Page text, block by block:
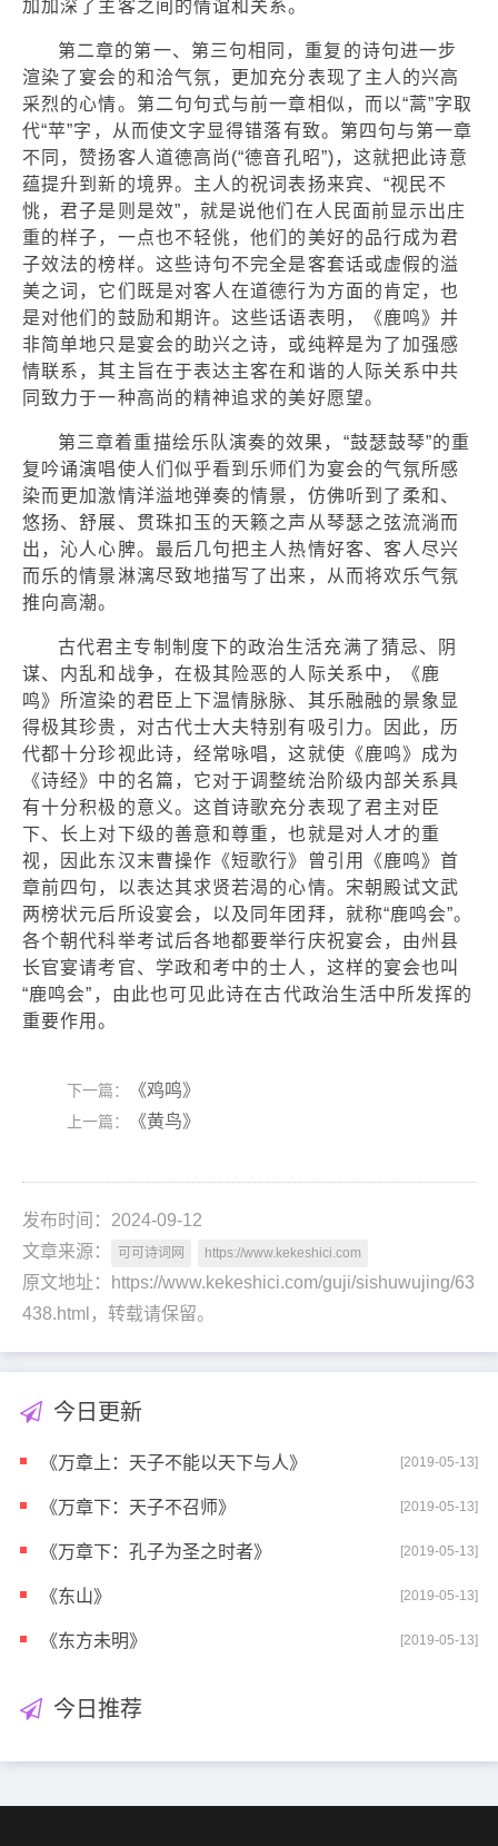
加加深了主客之间的情谊和关系。
第二章的第一、第三句相同，重复的诗句进一步
渲染了宴会的和洽气氛，更加充分表现了主人的兴高
采烈的心情。第二句句式与前一章相似，而以“蒿”字取
代“苹”字，从而使文字显得错落有致。第四句与第一章
不同，赞扬客人道德高尚(“德音孔昭”)，这就把此诗意
蕴提升到新的境界。主人的祝词表扬来宾、“视民不
恌，君子是则是效”，就是说他们在人民面前显示出庄
重的样子，一点也不轻佻，他们的美好的品行成为君
子效法的榜样。这些诗句不完全是客套话或虚假的溢
美之词，它们既是对客人在道德行为方面的肯定，也
是对他们的鼓励和期许。这些话语表明，《鹿鸣》并
非简单地只是宴会的助兴之诗，或纯粹是为了加强感
情联系，其主旨在于表达主客在和谐的人际关系中共
同致力于一种高尚的精神追求的美好愿望。
第三章着重描绘乐队演奏的效果，“鼓瑟鼓琴”的重
复吟诵演唱使人们似乎看到乐师们为宴会的气氛所感
染而更加激情洋溢地弹奏的情景，仿佛听到了柔和、
悠扬、舒展、贯珠扣玉的天籁之声从琴瑟之弦流淌而
出，沁人心脾。最后几句把主人热情好客、客人尽兴
而乐的情景淋漓尽致地描写了出来，从而将欢乐气氛
推向高潮。
古代君主专制制度下的政治生活充满了猜忌、阴
谋、内乱和战争，在极其险恶的人际关系中，《鹿
鸣》所渲染的君臣上下温情脉脉、其乐融融的景象显
得极其珍贵，对古代士大夫特别有吸引力。因此，历
代都十分珍视此诗，经常咏唱，这就使《鹿鸣》成为
《诗经》中的名篇，它对于调整统治阶级内部关系具
有十分积极的意义。这首诗歌充分表现了君主对臣
下、长上对下级的善意和尊重，也就是对人才的重
视，因此东汉末曹操作《短歌行》曾引用《鹿鸣》首
章前四句，以表达其求贤若渴的心情。宋朝殿试文武
两榜状元后所设宴会，以及同年团拜，就称“鹿鸣会”。
各个朝代科举考试后各地都要举行庆祝宴会，由州县
长官宴请考官、学政和考中的士人，这样的宴会也叫
“鹿鸣会”，由此也可见此诗在古代政治生活中所发挥的
重要作用。
下一篇： 《鸡鸣》
上一篇： 《黄鸟》
发布时间：2024-09-12
文章来源：
可可诗词网 https://www.kekeshici.com
原文地址：https://www.kekeshici.com/guji/sishuwujing/63
438.html，转载请保留。
今日更新
《万章上：天子不能以天下与人》 [2019-05-13]
《万章下：天子不召师》 [2019-05-13]
《万章下：孔子为圣之时者》 [2019-05-13]
《东山》 [2019-05-13]
《东方未明》 [2019-05-13]
今日推荐